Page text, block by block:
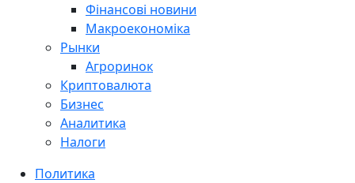
Фінансові новини
Макроекономіка
Рынки
Агроринок
Криптовалюта
Бизнес
Аналитика
Налоги
Политика